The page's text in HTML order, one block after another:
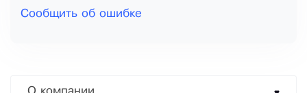
Сообщить об ошибке